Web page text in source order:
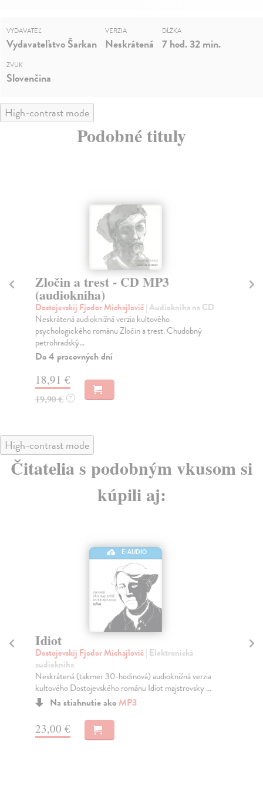
VYDAVATEĽ
Vydavateľstvo Šarkan
VERZIA
Neskrátená
DĹŽKA
7 hod. 32 min.
ZVUK
Slovenčina
High-contrast mode
Podobné tituly
Zločin a trest - CD MP3
(audiokniha)
Dostojevskij Fjodor Michajlovič| Audiokniha na CD
Neskrátená audioknižná verzia kultového
psychologického románu Zločin a trest. Chudobný
petrohradský...
Do 4 pracovných dní
18,91 €
19,90 € ?
High-contrast mode
Čitatelia s podobným vkusom si
kúpili aj:
E-AUDIO
Idiot
Dostojevskij Fjodor Michajlovič| Elektronická
audiokniha
Neskrátená (takmer 30-hodinová) audioknižná verzia
kultového Dostojevského románu Idiot majstrovsky ...
Na stiahnutie akoMP3
23,00 €